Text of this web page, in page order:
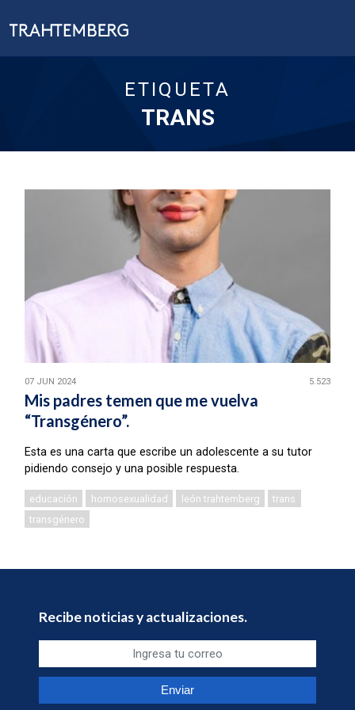
ETIQUETA
TRANS
07 JUN 2024 5.523
Mis padres temen que me vuelva
“Transgénero”.
Esta es una carta que escribe un adolescente a su tutor
pidiendo consejo y una posible respuesta.
educación homosexualidad león trahtemberg
trans
transgénero
Recibe noticias y actualizaciones.